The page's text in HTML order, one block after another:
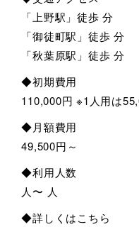
「上野駅」徒歩 分
「御徒町駅」徒歩 分
「秋葉原駅」徒歩 分
◆初期費用
110,000円 ※1人用は
◆月額費用
49,500円～
◆利用人数
人〜 人
◆詳しくはこちら